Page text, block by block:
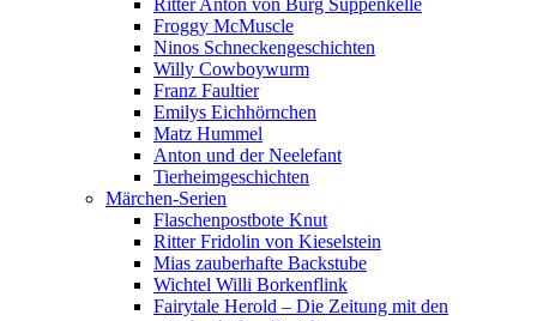
Ritter Anton von Burg Suppenkelle
Froggy McMuscle
Ninos Schneckengeschichten
Willy Cowboywurm
Franz Faultier
Emilys Eichhörnchen
Matz Hummel
Anton und der Neelefant
Tierheimgeschichten
Märchen-Serien
Flaschenpostbote Knut
Ritter Fridolin von Kieselstein
Mias zauberhafte Backstube
Wichtel Willi Borkenflink
Fairytale Herold – Die Zeitung mit den